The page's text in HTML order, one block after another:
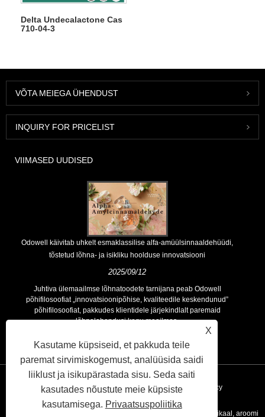
Delta Undecalactone Cas
710-04-3
VÕTA MEIEGA ÜHENDUST
INQUIRY FOR PRICELIST
VIIMASED UUDISED
Odowell käivitab uhkelt esmaklassilise alfa-amüülsinnaaldehüüdi,
tõstetud lõhna- ja isikliku hoolduse innovatsiooni
2025/09/12
Juhtiva ülemaailmse lõhnatoodete tarnijana peab Odowell
põhifilosoofiat „innovatsioonipõhise, kvaliteedile keskendunud”
põhifilosoofiat, pakkudes klientidele järjekindlalt paremaid
lõhnalahendusi kogu maailmas.
Lingid Sitemap RSS XML Privacy Policy
Autoriõigus © 2020 Kunshan Odowell Co., Ltd - Hiina aroomi kemikaal, aroomi
X
Kasutame küpsiseid, et pakkuda teile
paremat sirvimiskogemust, analüüsida saidi
liiklust ja isikupärastada sisu. Seda saiti
kasutades nõustute meie küpsiste
kasutamisega. Privaatsuspoliitika